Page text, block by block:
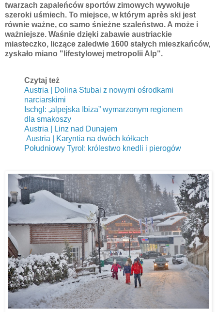
twarzach zapaleńców sportów zimowych wywołuje
szeroki uśmiech. To miejsce, w którym après ski jest
równie ważne, co samo śnieżne szaleństwo. A może i
ważniejsze. Waśnie dzięki zabawie austriackie
miasteczko, liczące zaledwie 1600 stałych mieszkańców,
zyskało miano "lifestylowej metropolii Alp".
Czytaj też
Austria | Dolina Stubai z nowymi ośrodkami
narciarskimi
Ischgl: „alpejska Ibiza” wymarzonym regionem
dla smakoszy
Austria | Linz nad Dunajem
Austria | Karyntia na dwóch kółkach
Południowy Tyrol: królestwo knedli i pierogów